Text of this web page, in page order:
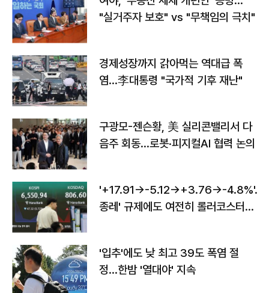
"실거주자 보호" vs "무책임의 극치"
경제성장까지 갉아먹는 역대급 폭
염…李대통령 "국가적 기후 재난"
구광모-젠슨황, 美 실리콘밸리서 다
음주 회동…로봇·피지컬AI 협력 논의
'+17.91→-5.12→+3.76→-4.8%'…'
종레' 규제에도 여전히 롤러코스터
'입추'에도 낮 최고 39도 폭염 절
정…한밤 '열대야' 지속